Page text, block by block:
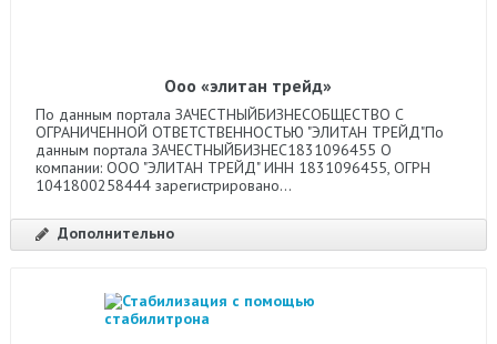
Ооо «элитан трейд»
По данным портала ЗАЧЕСТНЫЙБИЗНЕСОБЩЕСТВО С
ОГРАНИЧЕННОЙ ОТВЕТСТВЕННОСТЬЮ "ЭЛИТАН ТРЕЙД"По
данным портала ЗАЧЕСТНЫЙБИЗНЕС1831096455 О
компании: ООО "ЭЛИТАН ТРЕЙД" ИНН 1831096455, ОГРН
1041800258444 зарегистрировано...
Дополнительно